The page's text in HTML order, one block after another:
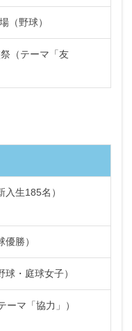
（野球）
（テーマ「友
入生185名）
勝）
・庭球女子）
ーマ「協力」）